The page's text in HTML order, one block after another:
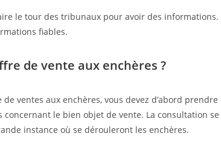
le tour des tribunaux pour avoir des informations.
fiables.
de vente aux enchères ?
ventes aux enchères, vous devez d’abord
le bien objet de vente. La consultation
instance où se dérouleront les enchères.